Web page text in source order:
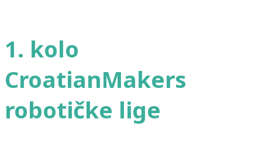
1. kolo
CroatianMakers
robotičke lige